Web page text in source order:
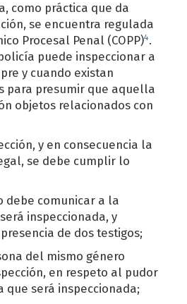
como práctica que da
se encuentra regulada
Procesal Penal (COPP)4.
puede inspeccionar a
y cuando existan
para presumir que aquella
objetos relacionados con
y en consecuencia la
se debe cumplir lo
debe comunicar a la
inspeccionada, y
de dos testigos;
del mismo género
en respeto al pudor
que será inspeccionada;